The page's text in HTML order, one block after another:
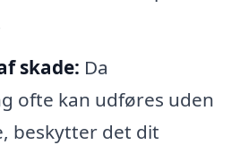
skade: Da
ofte kan udføres uden
beskytter det dit